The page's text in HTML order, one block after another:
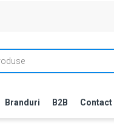
Branduri B2B Contact